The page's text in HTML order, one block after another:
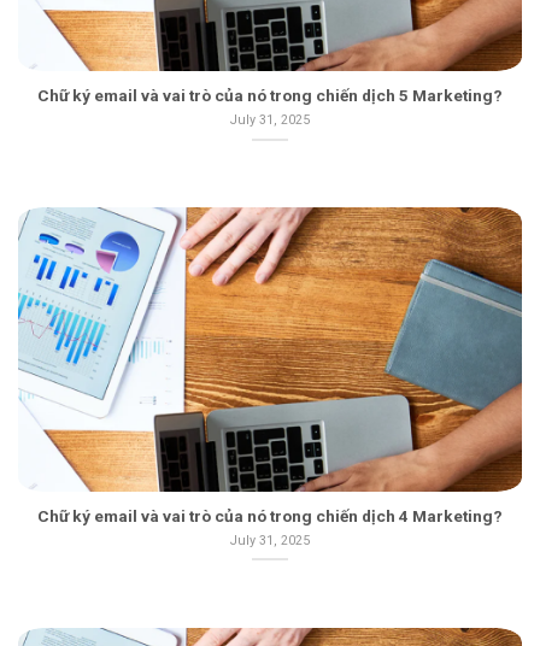
Chữ ký email và vai trò của nó trong chiến dịch 5 Marketing?
July 31, 2025
Chữ ký email và vai trò của nó trong chiến dịch 4 Marketing?
July 31, 2025